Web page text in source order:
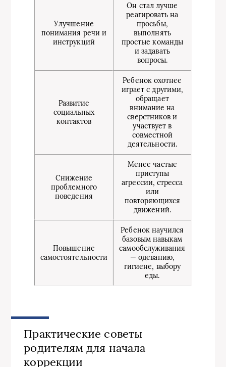
Улучшение
понимания речи и
инструкций
Он стал лучше
реагировать на
просьбы,
выполнять
простые команды
и задавать
вопросы.
Развитие
социальных
контактов
Ребенок охотнее
играет с другими,
обращает
внимание на
сверстников и
участвует в
совместной
деятельности.
Снижение
проблемного
поведения
Менее частые
приступы
агрессии, стресса
или
повторяющихся
движений.
Повышение
самостоятельности
Ребенок научился
базовым навыкам
самообслуживания
— одеванию,
гигиене, выбору
еды.
Практические советы
родителям для начала
коррекции